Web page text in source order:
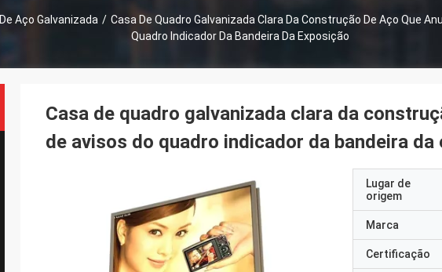
Aço Galvanizada / Casa De Quadro Galvanizada Clara Da Construção De Aço Que
Quadro Indicador Da Bandeira Da Exposição
Casa de quadro galvanizada clara da
de avisos do quadro indicador da bandeira da
Lugar de
origem
Marca
Certificação